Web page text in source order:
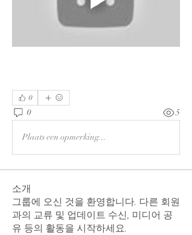
0
0 5
Plaats een opmerking...
소개
그룹에 오신 것을 환영합니다. 다른 회원
과의 교류 및 업데이트 수신, 미디어 공
유 등의 활동을 시작하세요.